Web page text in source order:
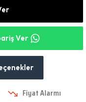
Ver
Fiyat Alarmı